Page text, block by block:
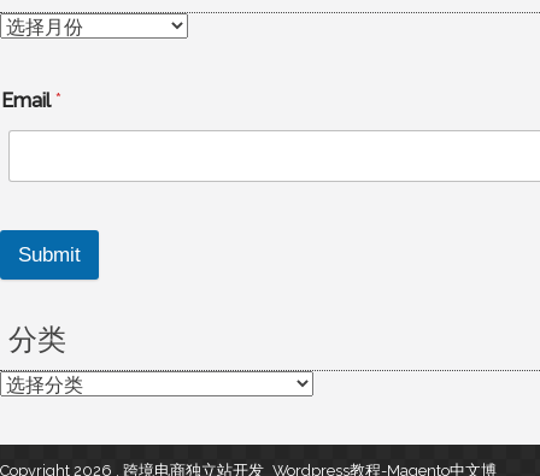
归
Email*
Submit
分类
分
Copyright 2026 , 跨境电商独立站开发_Wordpress教程-Magento中文博